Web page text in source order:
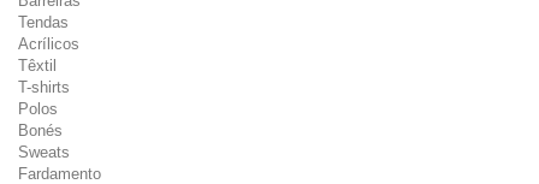
Tendas
Acrílicos
Têxtil
T-shirts
Polos
Bonés
Sweats
Fardamento